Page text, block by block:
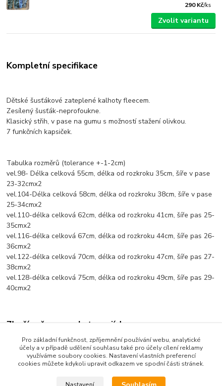
290 Kč/ks
Zvolit variantu
Kompletní specifikace
Dětské šusťákové zateplené kalhoty fleecem.
Zesílený šusťák-neprofoukne.
Klasický střih, v pase na gumu s možností stažení olivkou.
7 funkčních kapsiček.
Tabulka rozměrů (tolerance +-1-2cm)
vel.98- Délka celková 55cm, délka od rozkroku 35cm, šíře v pase
23-32cmx2
vel.104-Délka celková 58cm, délka od rozkroku 38cm, šíře v pase
25-34cmx2
vel.110-délka celková 62cm, délka od rozkroku 41cm, šíře pas 25-
35cmx2
vel.116-délka celková 67cm, délka od rozkroku 44cm, šíře pas 26-
36cmx2
vel.122-délka celková 70cm, délka od rozkroku 47cm, šíře pas 27-
38cmx2
vel.128-délka celková 75cm, délka od rozkroku 49cm, šíře pas 29-
40cmx2
Zboží zařazeno v kategoriích
Dětské oblečení
Dětské kalhoty
Pro základní funkčnost, zpříjemnění používání webu, analytické
účely a v případě udělení souhlasu také pro účely cílení reklamy
využíváme soubory cookies. Nastavení vlastních preferencí
cookies můžete kdykoli upravit odkazem ve spodní části stránek.